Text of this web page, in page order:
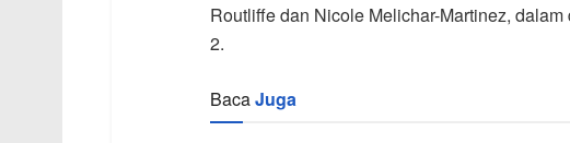
Routliffe dan Nicole Melichar-Martinez,
2.
BacaJuga